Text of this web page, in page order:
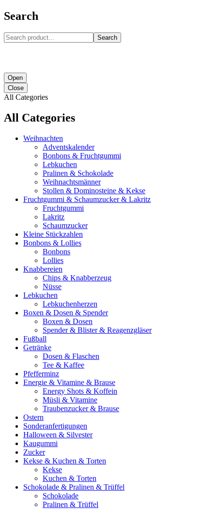
Search
Search
Open
Close
All Categories
All Categories
Weihnachten
Adventskalender
Bonbons & Fruchtgummi
Lebkuchen
Pralinen & Schokolade
Weihnachtsmänner
Stollen & Dominosteine & Kekse
Fruchtgummi & Schaumzucker & Lakritz
Fruchtgummi
Lakritz
Schaumzucker
Kleine Stückzahlen
Bonbons & Lollies
Bonbons
Lollies
Knabbereien
Chips & Knabberzeug
Nüsse
Lebkuchen
Lebkuchenherzen
Boxen & Dosen & Spender
Boxen & Dosen
Spender & Blister & Reagenzgläser
Fußball
Getränke
Dosen & Flaschen
Tee & Kaffee
Pfefferminz
Energie & Vitamine & Brause
Energy Shots & Koffein
Müsli & Vitamine
Traubenzucker & Brause
Ostern
Sonderanfertigungen
Halloween & Silvester
Kaugummi
Zucker
Kekse & Kuchen & Torten
Kekse
Kuchen & Torten
Schokolade & Pralinen & Trüffel
Schokolade
Pralinen & Trüffel